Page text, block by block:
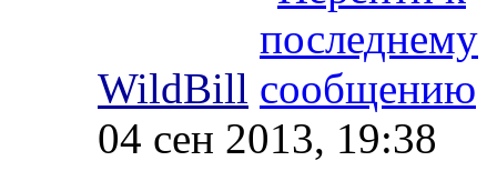
WildBill
04 сен 2013, 19:38